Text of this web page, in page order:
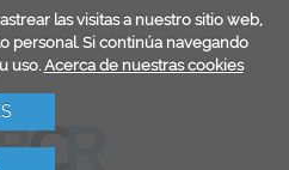
las visitas a nuestro sitio web,
personal. Si continúa navegando
uso. Acerca de nuestras cookies
SERVICIOS